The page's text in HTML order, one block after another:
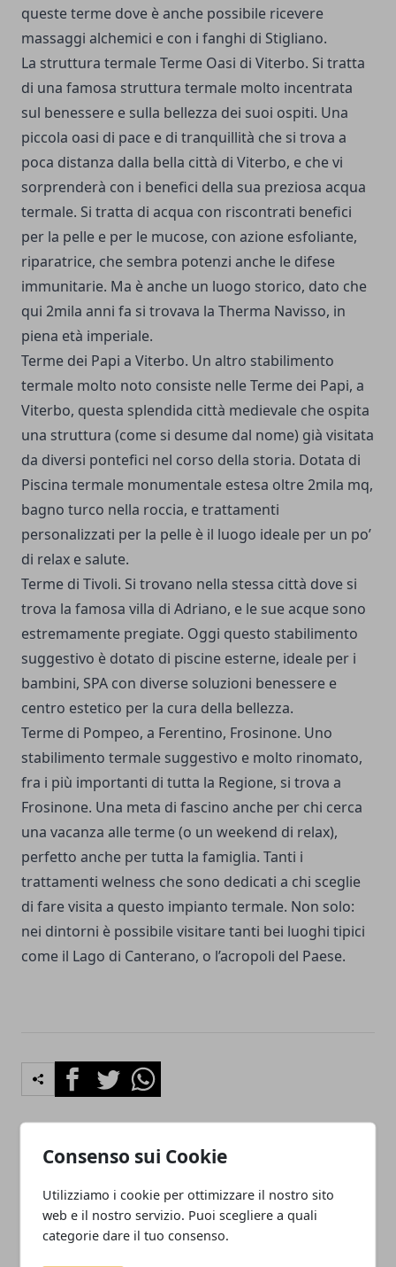
Consenso sui Cookie
Utilizziamo i cookie per ottimizzare il nostro sito
web e il nostro servizio. Puoi scegliere a quali
categorie dare il tuo consenso.
queste terme dove è anche possibile ricevere
massaggi alchemici e con i fanghi di Stigliano.
La struttura termale Terme Oasi di Viterbo. Si tratta
di una famosa struttura termale molto incentrata
sul benessere e sulla bellezza dei suoi ospiti. Una
piccola oasi di pace e di tranquillità che si trova a
poca distanza dalla bella città di Viterbo, e che vi
sorprenderà con i benefici della sua preziosa acqua
termale. Si tratta di acqua con riscontrati benefici
per la pelle e per le mucose, con azione esfoliante,
riparatrice, che sembra potenzi anche le difese
immunitarie. Ma è anche un luogo storico, dato che
qui 2mila anni fa si trovava la Therma Navisso, in
piena età imperiale.
Terme dei Papi a Viterbo. Un altro stabilimento
termale molto noto consiste nelle Terme dei Papi, a
Viterbo, questa splendida città medievale che ospita
una struttura (come si desume dal nome) già visitata
da diversi pontefici nel corso della storia. Dotata di
Piscina termale monumentale estesa oltre 2mila mq,
bagno turco nella roccia, e trattamenti
personalizzati per la pelle è il luogo ideale per un po’
di relax e salute.
Terme di Tivoli. Si trovano nella stessa città dove si
trova la famosa villa di Adriano, e le sue acque sono
estremamente pregiate. Oggi questo stabilimento
suggestivo è dotato di piscine esterne, ideale per i
bambini, SPA con diverse soluzioni benessere e
centro estetico per la cura della bellezza.
Terme di Pompeo, a Ferentino, Frosinone. Uno
stabilimento termale suggestivo e molto rinomato,
fra i più importanti di tutta la Regione, si trova a
Frosinone. Una meta di fascino anche per chi cerca
una vacanza alle terme (o un weekend di relax),
perfetto anche per tutta la famiglia. Tanti i
trattamenti welness che sono dedicati a chi sceglie
di fare visita a questo impianto termale. Non solo:
nei dintorni è possibile visitare tanti bei luoghi tipici
come il Lago di Canterano, o l’acropoli del Paese.
FacebookTwitterWhatsapp
Articolo Precedente
Le app ideali per chi ha
cani e gatti: ecco quali
Come spedire un’auto: una
breve guida